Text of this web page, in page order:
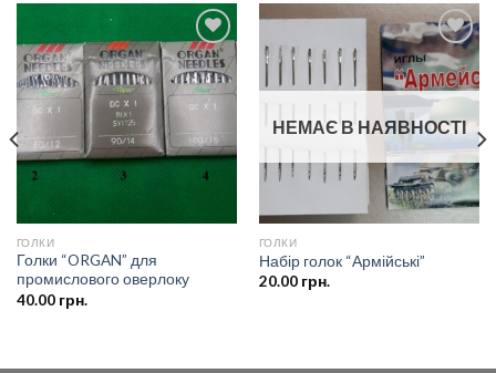
Додати
до
списку
бажань
ГОЛКИ
Голки “ORGAN” для
промислового оверлоку
40.00грн.
Додати
до
списку
бажань
НЕМАЄ В НАЯВНОСТІ
ГОЛКИ
Набір голок “Армійські”
20.00грн.